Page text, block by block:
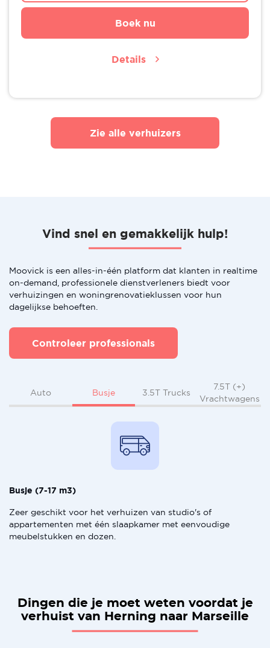
Boek nu
Details
Zie alle verhuizers
Vind snel en gemakkelijk hulp!
Moovick is een alles-in-één platform dat klanten in realtime
on-demand, professionele dienstverleners biedt voor
verhuizingen en woningrenovatieklussen voor hun
dagelijkse behoeften.
Controleer professionals
Auto Busje 3.5T Trucks
7.5T (+)
Vrachtwagens
Busje (7-17 m3)
Zeer geschikt voor het verhuizen van studio's of
appartementen met één slaapkamer met eenvoudige
meubelstukken en dozen.
Dingen die je moet weten voordat je
verhuist van Herning naar Marseille